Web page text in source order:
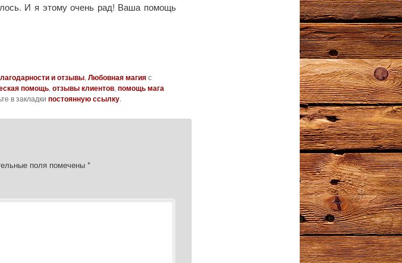
И я этому очень рад! Ваша помощь
и отзывы, Любовная магияс
помощь, отзывы клиентов, помощь мага
в закладки постоянную ссылку.
поля помечены *